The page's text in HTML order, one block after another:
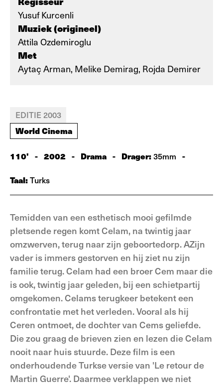
Yusuf Kurcenli
Muziek (origineel)
Attila Ozdemiroglu
Met
Aytaç Arman, Melike Demirag, Rojda Demirer
EDITIE 2003
World Cinema
110' - 2002 - Drama - Drager:35mm -
Taal:Turks
Temidden van een esthetisch mooi gefilmde
pletsende regen komt Celam, na twintig jaar
omzwerven, terug naar zijn geboortedorp. AZijn
vader is immers gestorven en hij ziet nu zijn
familie terug. Celam had een broer Cem maar die
is ook, twintig jaar geleden, bij een schietpartij
omgekomen. Celams terugkeer betekent een
confrontatie met het verleden. Vooral als hij
Ceren ontmoet, de dochter van Cems geliefde.
Die zou graag de brieven zien en lezen die Celam
nooit naar huis stuurde. Deze film is een
onderhoudende Turkse versie van 'Le retour de
Martin Guerre'. Daarmee verklappen we niet